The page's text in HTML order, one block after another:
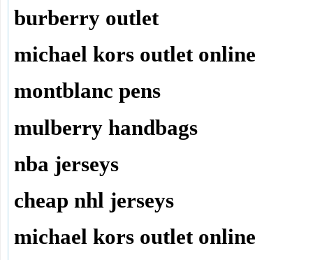
burberry outlet
michael kors outlet online
montblanc pens
mulberry handbags
nba jerseys
cheap nhl jerseys
michael kors outlet online